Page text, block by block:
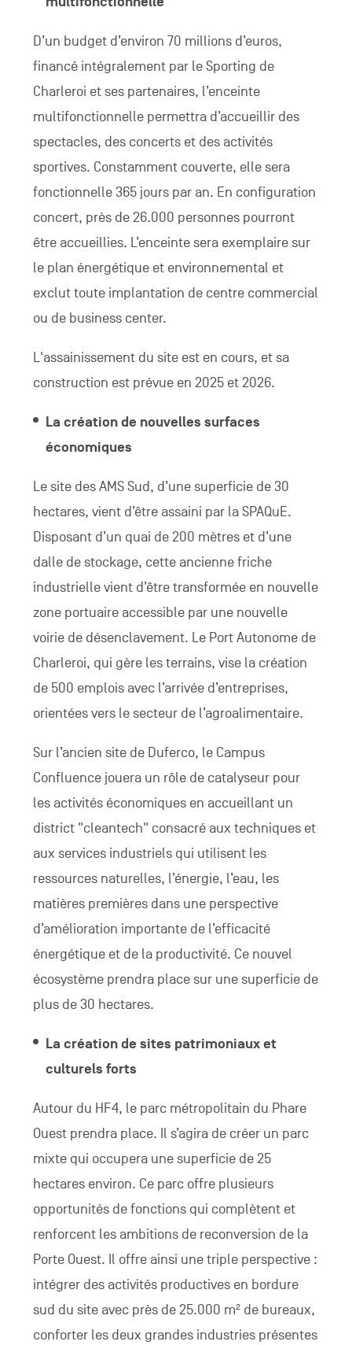
D’un budget d’environ 70 millions d’euros,
financé intégralement par le Sporting de
Charleroi et ses partenaires, l’enceinte
multifonctionnelle permettra d’accueillir des
spectacles, des concerts et des activités
sportives. Constamment couverte, elle sera
fonctionnelle 365 jours par an. En configuration
concert, près de 26.000 personnes pourront
être accueillies. L’enceinte sera exemplaire sur
le plan énergétique et environnemental et
exclut toute implantation de centre commercial
ou de business center.
L'assainissement du site est en cours, et sa
construction est prévue en 2025 et 2026.
La création de nouvelles surfaces
économiques
Le site des AMS Sud, d’une superficie de 30
hectares, vient d’être assaini par la SPAQuE.
Disposant d’un quai de 200 mètres et d’une
dalle de stockage, cette ancienne friche
industrielle vient d’être transformée en nouvelle
zone portuaire accessible par une nouvelle
voirie de désenclavement. Le Port Autonome de
Charleroi, qui gère les terrains, vise la création
de 500 emplois avec l’arrivée d’entreprises,
orientées vers le secteur de l’agroalimentaire.
Sur l’ancien site de Duferco, le Campus
Confluence jouera un rôle de catalyseur pour
les activités économiques en accueillant un
district "cleantech" consacré aux techniques et
aux services industriels qui utilisent les
ressources naturelles, l’énergie, l’eau, les
matières premières dans une perspective
d’amélioration importante de l’efficacité
énergétique et de la productivité. Ce nouvel
écosystème prendra place sur une superficie de
plus de 30 hectares.
La création de sites patrimoniaux et
culturels forts
Autour du HF4, le parc métropolitain du Phare
Ouest prendra place. Il s’agira de créer un parc
mixte qui occupera une superficie de 25
hectares environ. Ce parc offre plusieurs
opportunités de fonctions qui complètent et
renforcent les ambitions de reconversion de la
Porte Ouest. Il offre ainsi une triple perspective :
intégrer des activités productives en bordure
sud du site avec près de 25.000 m² de bureaux,
conforter les deux grandes industries présentes